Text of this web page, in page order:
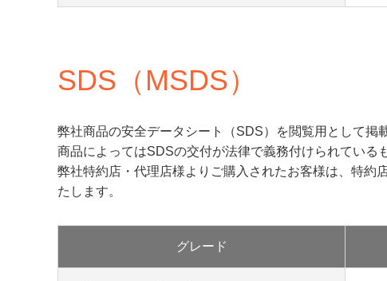
SDS（MSDS）
弊社商品の安全データシート（SDS）を閲覧用として掲
商品によってはSDSの交付が法律で義務付けられている
弊社特約店・代理店様よりご購入されたお客様は、特約
たします。
グレード